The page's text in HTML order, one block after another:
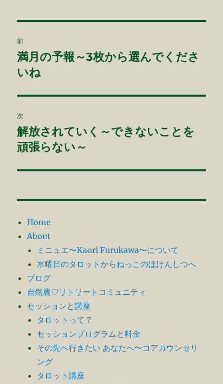
b
o
k
稿
ナ
ビ
ゲ
ー
シ
ン
前
前
の
稿:
満月の予報～3枚から選んでくださ
いね
次
次
の
稿:
解放されていく～できないことを
頑張らない～
Home
About
ミニュエ〜Kaori Furukawa〜について
水曜日のタロットからねっこのほけんしつへ
ブログ
自然農♡リトリートコミュニティ
セッションと講座
タロットって？
セッションプログラムと料金
その先へ行きたい あなたへ〜コアカウンセリ
ング
タロット講座